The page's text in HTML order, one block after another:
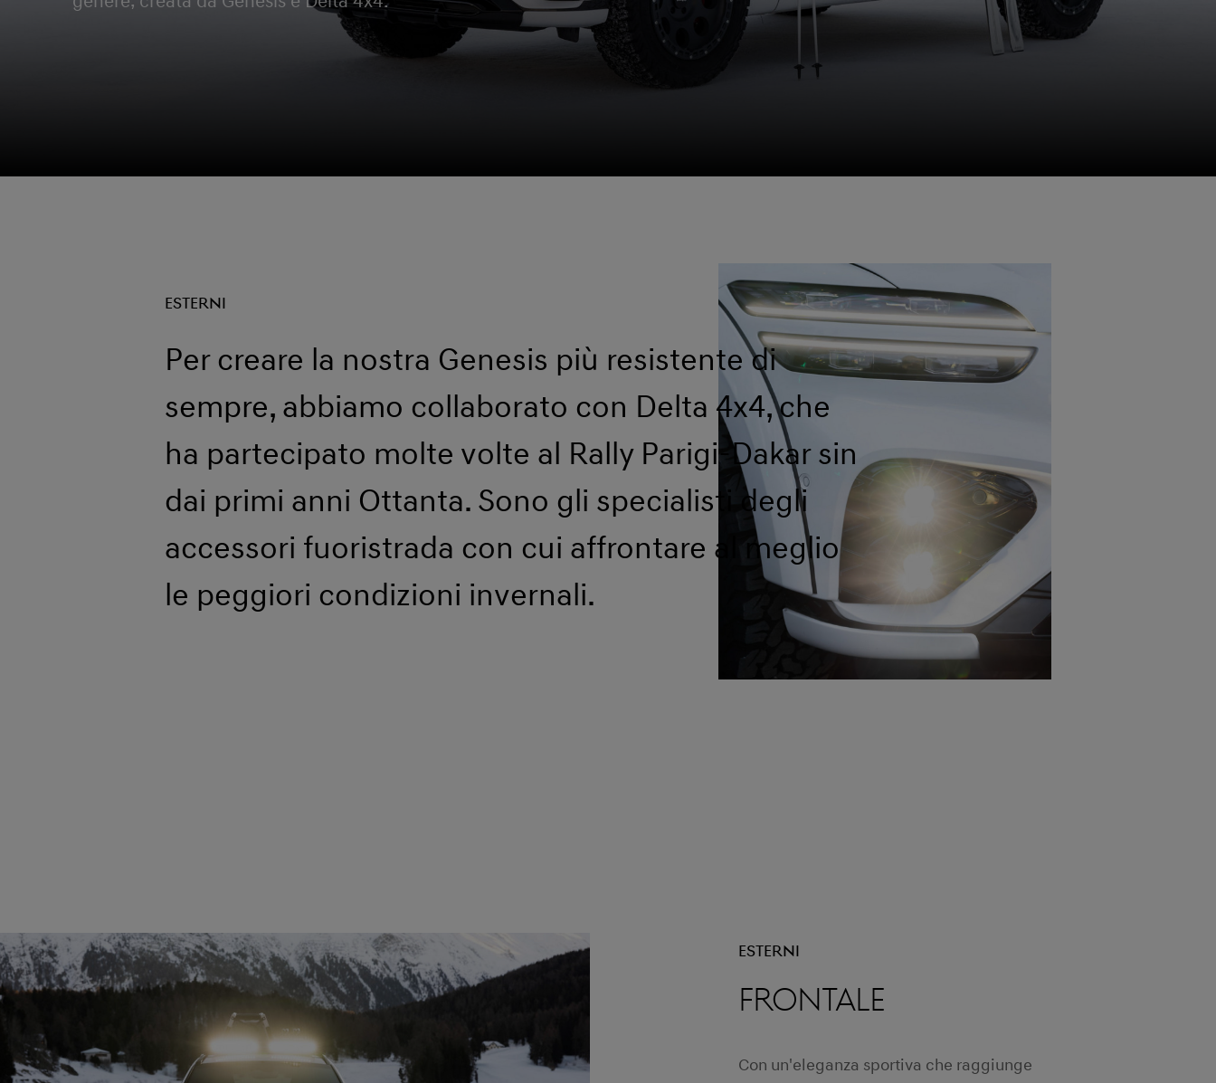
ESTERNI
Per creare la nostra Genesis più resistente di
sempre, abbiamo collaborato con Delta 4x4, che
ha partecipato molte volte al Rally Parigi-Dakar sin
dai primi anni Ottanta. Sono gli specialisti degli
accessori fuoristrada con cui affrontare al meglio
le peggiori condizioni invernali.
Esterni
Frontale
Con un'eleganza sportiva che raggiunge